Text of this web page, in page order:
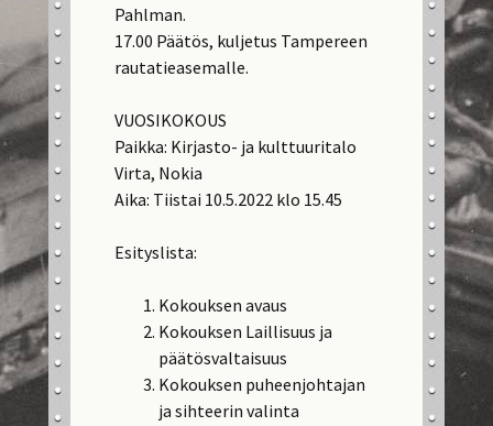
Pahlman.
17.00 Päätös, kuljetus Tampereen
rautatieasemalle.
VUOSIKOKOUS
Paikka: Kirjasto- ja kulttuuritalo
Virta, Nokia
Aika: Tiistai 10.5.2022 klo 15.45
Esityslista:
Kokouksen avaus
Kokouksen Laillisuus ja
päätösvaltaisuus
Kokouksen puheenjohtajan
ja sihteerin valinta